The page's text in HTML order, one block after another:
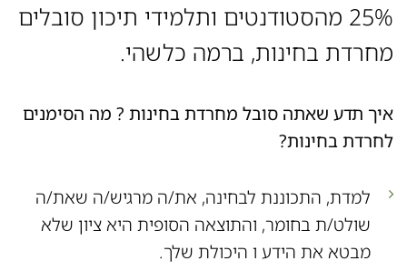
25% מהסטודנטים ותלמידי תיכון סובלים
מחרדת בחינות, ברמה כלשהי.
איך תדע שאתה סובל מחרדת בחינות ? מה הסימנים
לחרדת בחינות?
למדת, התכוננת לבחינה, את/ה מרגיש/ה שאת/ה
שולט/ת בחומר, והתוצאה הסופית היא ציון שלא
מבטא את הידע ו היכולת שלך.